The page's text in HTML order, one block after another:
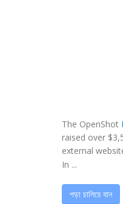
The OpenShot
raised over
external
In ...
পড়া চালিয়ে যান